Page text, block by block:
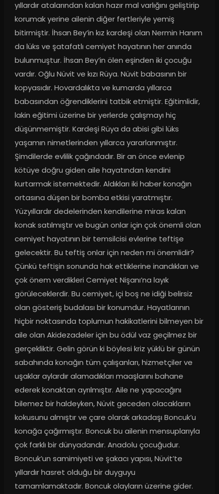
yıllardır atalarından kalan hazır mal varlığını geliştirip
korumak yerine ailenin diğer fertleriyle yemiş
bitirmiştir. İhsan Bey’in kız kardeşi olan Nermin Hanım
da lüks ve şatafatlı cemiyet hayatının her anında
bulunmuştur. İhsan Bey’in ölen eşinden iki çocuğu
vardır. Oğlu Nüvit ve kızı Rüya. Nüvit babasının bir
kopyasıdır. Hovardalıkta ve kumarda yıllarca
babasından öğrendiklerini tatbik etmiştir. Eğitimlidir,
lakin eğitimi üzerine bir yerlerde çalışmayı hiç
düşünmemiştir. Kardeşi Rüya da abisi gibi lüks
yaşamın nimetlerinden yıllarca yararlanmıştır.
Şimdilerde evlilik çağındadır. Bir an önce evlenip
kötüye doğru giden aile hayatından kendini
kurtarmak istemektedir. Aldıkları iki haber konağın
ortasına düşen bir bomba etkisi yaratmıştır.
Yüzyıllardır dedelerinden kendilerine miras kalan
konak satılmıştır ve bugün onlar için çok önemli olan
cemiyet hayatının bir temsilcisi evlerine teftişe
gelecektir. Bu teftiş onlar için neden mi önemlidir?
Çünkü teftişin sonunda hak ettiklerine inandıkları ve
çok önem verdikleri Cemiyet Nişanı’na layık
görüleceklerdir. Bu cemiyet, içi boş ne idiği belirsiz
olan gösteriş budalası bir konumdur. Hayatlarının
hiçbir noktasında toplumun hakikatlerini bilmeyen bir
aile olan Akidezadeler için bu ödül vaz geçilmez bir
gerçekliktir. Gelin görün ki böylesi kriz yüklü bir günün
sabahında konağın tüm çalışanları, hizmetçiler ve
uşaklar aylardır alamadıkları maaşlarını bahane
ederek konaktan ayrılmıştır. Aile ne yapacağını
bilemez bir haldeyken, Nüvit geceden olacakların
kokusunu almıştır ve çare olarak arkadaşı Boncuk’u
konağa çağırmıştır. Boncuk bu ailenin mensuplarıyla
çok farklı bir dünyadandır. Anadolu çocuğudur.
Boncuk’un samimiyeti ve şakacı yapısı, Nüvit’te
yıllardır hasret olduğu bir duyguyu
tamamlamaktadır. Boncuk olayların üzerine gider.